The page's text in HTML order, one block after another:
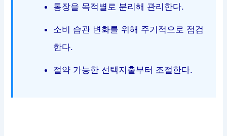
통장을 목적별로 분리해 관리한다.
소비 습관 변화를 위해 주기적으로 점검
한다.
절약 가능한 선택지출부터 조절한다.